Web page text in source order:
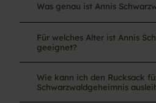
Was genau ist Annis
Für welches Alter ist Annis
geeignet?
Wie kann ich den Rucksack
Schwarzwaldgeheimnis